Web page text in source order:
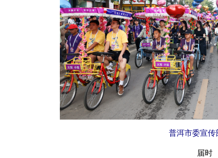
普洱市委宣传
届时